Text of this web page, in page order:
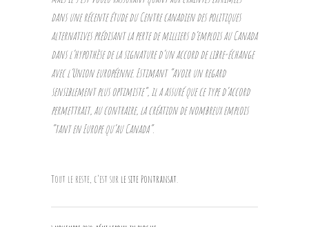
dans une récente étude du Centre canadien des politiques
alternatives prédisant la perte de milliers d’emplois au Canada
dans l’hypothèse de la signature d’un accord de libre-échange
avec l’Union européenne. Estimant “avoir un regard
sensiblement plus optimiste”, il a assuré que ce type d’accord
permettrait, au contraire, la création de nombreux emplois
“tant en Europe qu’au Canada”.
Tout le reste, c’est sur le site Pontransat.